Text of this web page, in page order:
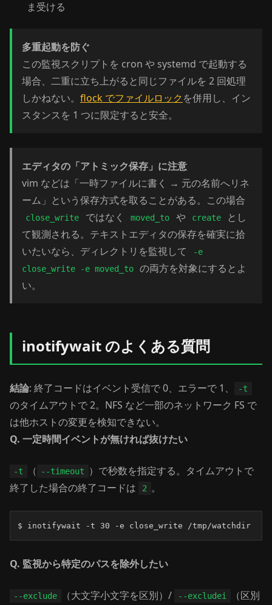
ま受ける
多重起動を防ぐ
この監視スクリプトを cron や systemd で起動する
場合、二重に立ち上がると同じファイルを 2 回処理
しかねない。 flock でファイルロック を併用し、イン
スタンスを 1 つに限定すると安全。
エディタの「アトミック保存」に注意
vim などは「一時ファイルに書く → 元の名前へリネ
ーム」という保存方式を取ることがある。この場合
close_write ではなく moved_to や create
とし
て観測される。テキストエディタの保存を確実に拾
いたいなら、ディレクトリを監視して
-e
close_write -e moved_to
の両方を対象にするとよ
い。
inotifywait のよくある質問
結論: 終了コードはイベント受信で 0、エラーで 1、 -t
のタイムアウトで 2。NFS など一部のネットワーク FS で
は他ホストの変更を検知できない。
Q. 一定時間イベントが無ければ抜けたい
-t （ --timeout
）で秒数を指定する。タイムアウトで
終了した場合の終了コードは
2 。
$ inotifywait -t 30 -e close_write /tmp/watchdir
Q. 監視から特定のパスを除外したい
--exclude （大文字小文字を区別）/ --excludei
（区別